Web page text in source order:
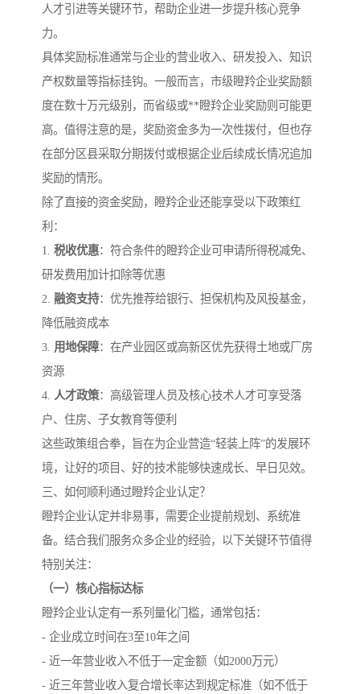
人才引进等关键环节，帮助企业进一步提升核心竞争
力。
具体奖励标准通常与企业的营业收入、研发投入、知识
产权数量等指标挂钩。一般而言，市级瞪羚企业奖励额
度在数十万元级别，而省级或**瞪羚企业奖励则可能更
高。值得注意的是，奖励资金多为一次性拨付，但也存
在部分区县采取分期拨付或根据企业后续成长情况追加
奖励的情形。
除了直接的资金奖励，瞪羚企业还能享受以下政策红
利：
1. 税收优惠：符合条件的瞪羚企业可申请所得税减免、
研发费用加计扣除等优惠
2. 融资支持：优先推荐给银行、担保机构及风投基金，
降低融资成本
3. 用地保障：在产业园区或高新区优先获得土地或厂房
资源
4.
人才政策：高级管理人员及核心技术人才可享受落
户、住房、子女教育等便利
这些政策组合拳，旨在为企业营造“轻装上阵”的发展环
境，让好的项目、好的技术能够快速成长、早日见效。
三、如何顺利通过瞪羚企业认定？
瞪羚企业认定并非易事，需要企业提前规划、系统准
备。结合我们服务众多企业的经验，以下关键环节值得
特别关注：
（一）核心指标达标
瞪羚企业认定有一系列量化门槛，通常包括：
- 企业成立时间在3至10年之间
- 近一年营业收入不低于一定金额（如2000万元）
- 近三年营业收入复合增长率达到规定标准（如不低于